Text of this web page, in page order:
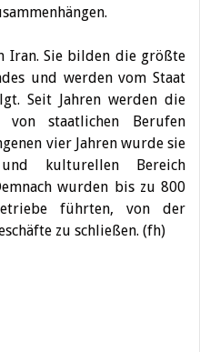
Iran. Sie bilden die größte
und werden vom Staat
Seit Jahren werden die
staatlichen Berufen
vier Jahren wurde sie
kulturellen Bereich
wurden bis zu 800
führten, von der
zu schließen. (fh)